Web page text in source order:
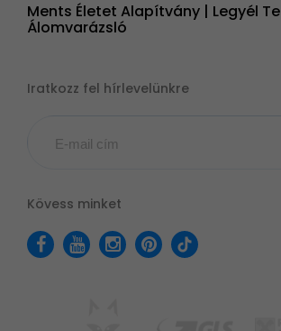
Ments Életet Alapítvány | Legyél
Álomvarázsló
Iratkozz fel hírlevelünkre
Kövess minket